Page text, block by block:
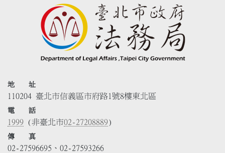
地 址
110204 臺北市信義區市府路1號8樓東北區
電 話
1999 (非臺北市02-27208889)
傳 真
02-27596695、02-27593266